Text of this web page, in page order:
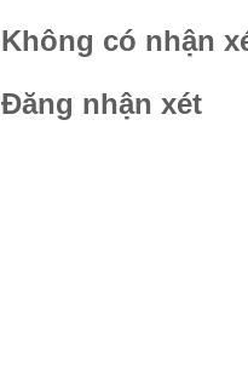
Không có nhận
Đăng nhận xét